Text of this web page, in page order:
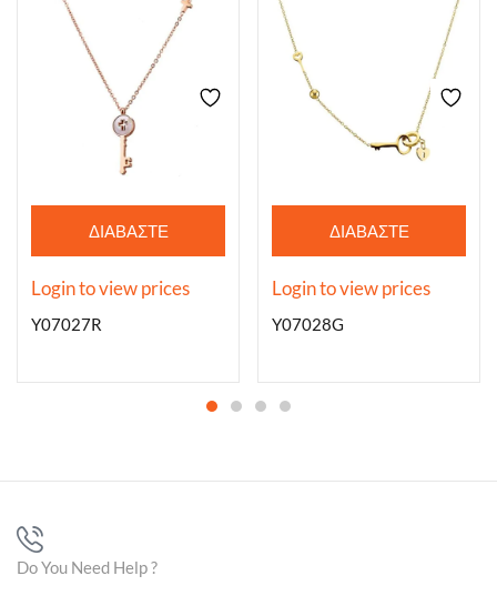
ΔΙΑΒΆΣΤΕ
ΠΕΡΙΣΣΌΤΕΡΑ
Login to view prices
Y07027R
ΔΙΑΒΆΣΤΕ
ΠΕΡΙΣΣΌΤΕΡΑ
Login to view prices
Y07028G
Do You Need Help ?